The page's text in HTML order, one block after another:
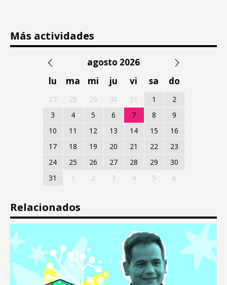
Más actividades
agosto 2026
lu
ma mi ju vi sa do
27 28 29 30 31 1
2
3
4 5 6 7 8
9
10
11 12 13 14 15
16
17
18 19 20 21 22
23
24
25 26 27 28 29
30
31
1 2 3 4 5 6
Relacionados